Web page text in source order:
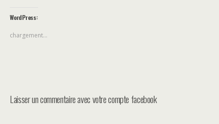
WordPress:
chargement…
Laisser un commentaire avec votre compte facebook